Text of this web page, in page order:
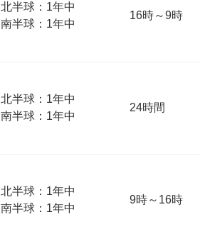
北半球：1年中
南半球：1年中
16時～9時
北半球：1年中
南半球：1年中
24時間
北半球：1年中
南半球：1年中
9時～16時